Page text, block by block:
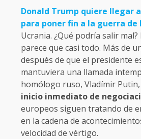
Donald Trump quiere llegar
para poner fin a la guerra de
Ucrania. ¿Qué podría salir
parece que casi todo. Más de
después de que el presidente
mantuviera una llamada
homólogo ruso, Vladímir
inicio inmediato de
europeos siguen tratando de
en la cadena de
velocidad de vértigo.